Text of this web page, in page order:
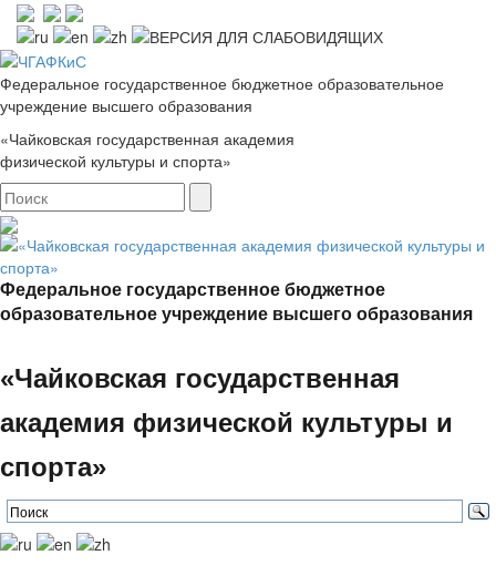
Федеральное государственное бюджетное образовательное
учреждение высшего образования
«Чайковская государственная академия
физической культуры и спорта»
Федеральное государственное бюджетное
образовательное учреждение высшего образования
«Чайковская государственная
академия физической культуры и
спорта»